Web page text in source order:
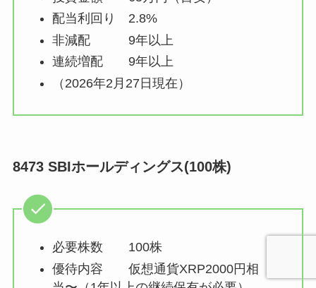
配当利回り 2.8%
非減配 9年以上
連続増配 9年以上
（2026年2月27日現在）
8473 SBIホールディングス(100株)
必要株数 100株
優待内容 仮想通貨XRP2000円相